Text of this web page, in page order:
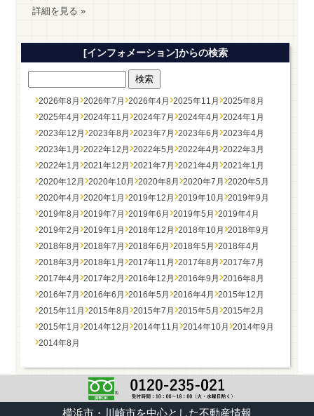
詳細を見る »
[インフォメーション]からの検索
2026年8月 2026年7月 2026年4月 2025年11月 2025年8月
2025年4月 2024年11月 2024年7月 2024年4月 2024年1月
2023年12月 2023年8月 2023年7月 2023年6月 2023年4月
2023年1月 2022年12月 2022年5月 2022年4月 2022年3月
2022年1月 2021年12月 2021年7月 2021年4月 2021年1月
2020年12月 2020年10月 2020年8月 2020年7月 2020年5月
2020年4月 2020年1月 2019年12月 2019年10月 2019年9月
2019年8月 2019年7月 2019年6月 2019年5月 2019年4月
2019年2月 2019年1月 2018年12月 2018年10月 2018年9月
2018年8月 2018年7月 2018年6月 2018年5月 2018年4月
2018年3月 2018年1月 2017年11月 2017年8月 2017年7月
2017年4月 2017年2月 2016年12月 2016年9月 2016年8月
2016年7月 2016年6月 2016年5月 2016年4月 2015年12月
2015年11月 2015年8月 2015年7月 2015年5月 2015年2月
2015年1月 2014年12月 2014年11月 2014年10月 2014年9月
2014年8月
横浜市・川崎市を中心とした不動産情報